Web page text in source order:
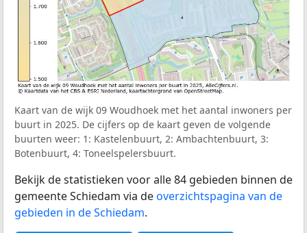
Kaart van de wijk 09 Woudhoek met het aantal inwoners per
buurt in 2025. De cijfers op de kaart geven de volgende
buurten weer: 1: Kastelenbuurt, 2: Ambachtenbuurt, 3:
Botenbuurt, 4: Toneelspelersbuurt.
Bekijk de statistieken voor alle 84 gebieden binnen de
gemeente Schiedam via deoverzichtspagina van de
gebieden in de Schiedam.